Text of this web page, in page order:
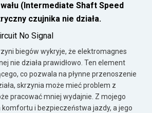
(Intermediate Shaft Speed
czujnika nie działa.
No Signal
biegów wykryje, że elektromagnes
nie działa prawidłowo. Ten element
co pozwala na płynne przenoszenie
skrzynia może mieć problem z
pracować mniej wydajnie. Z mojego
i bezpieczeństwa jazdy, a jego